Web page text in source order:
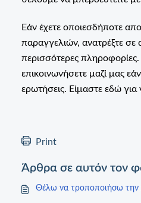
Εάν έχετε οποιεσδήποτε
παραγγελιών, ανατρέξτε σε
περισσότερες
επικοινωνήσετε μαζί μας
ερωτήσεις. Είμαστε εδώ
Print
Άρθρα σε αυτόν τον
Θέλω να τροποποιήσω την